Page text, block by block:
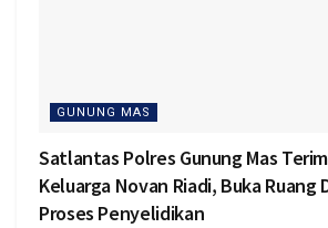
GUNUNG MAS
Satlantas Polres Gunung Mas
Keluarga Novan Riadi, Buka Ruang
Proses Penyelidikan